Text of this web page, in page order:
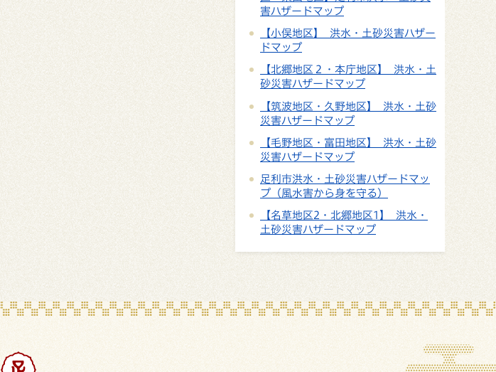
害ハザードマップ
【小俣地区】 洪水・土砂災害ハザー
ドマップ
【北郷地区２・本庁地区】 洪水・土
砂災害ハザードマップ
【筑波地区・久野地区】 洪水・土砂
災害ハザードマップ
【毛野地区・富田地区】 洪水・土砂
災害ハザードマップ
足利市洪水・土砂災害ハザードマッ
プ（風水害から身を守る）
【名草地区2・北郷地区1】 洪水・
土砂災害ハザードマップ